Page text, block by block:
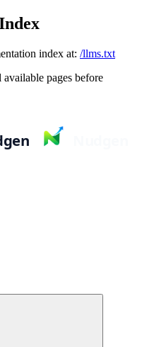
index at: /llms.txt
pages before